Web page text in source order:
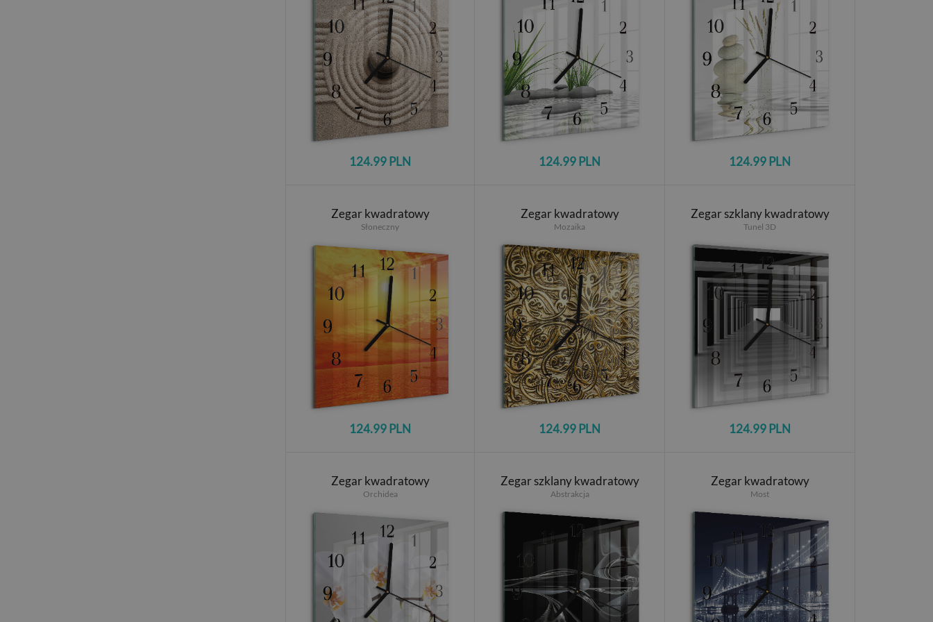
124.99 PLN 124.99 PLN 124.99 PLN
Zegar kwadratowy
Słoneczny
124.99 PLN
Zegar kwadratowy
Mozaika
124.99 PLN
Zegar szklany kwadratowy
Tunel 3D
124.99 PLN
Zegar kwadratowy
Orchidea
Zegar szklany kwadratowy
Abstrakcja
Zegar kwadratowy
Most